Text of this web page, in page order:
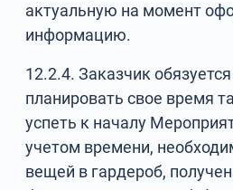
актуальную на момент
информацию.
12.2.4. Заказчик
планировать свое время
успеть к началу
учетом времени,
вещей в гардероб,